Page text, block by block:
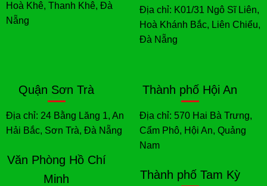
Hoà Khê, Thanh Khê, Đà
Nẵng
Địa chỉ: K01/31 Ngô Sĩ Liên,
Hoà Khánh Bắc, Liên Chiểu,
Đà Nẵng
Quận Sơn Trà
Địa chỉ: 24 Bằng Lăng 1, An
Hải Bắc, Sơn Trà, Đà Nẵng
Văn Phòng Hồ Chí
Minh
Thành phố Hội An
Địa chỉ: 570 Hai Bà Trưng,
Cẩm Phô, Hội An, Quảng
Nam
Thành phố Tam Kỳ